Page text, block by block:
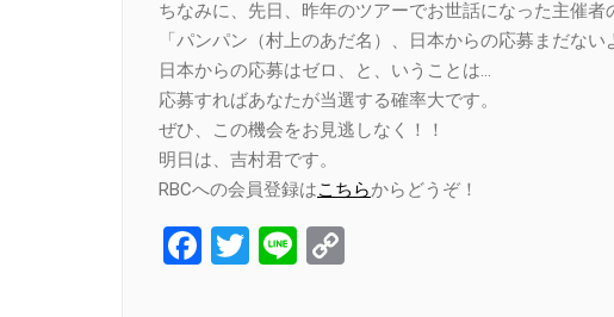
ちなみに、先日、昨年のツアーでお世話になった主催者
「パンパン（村上のあだ名）、日本からの応募まだない
日本からの応募はゼロ、と、いうことは…
応募すればあなたが当選する確率大です。
ぜひ、この機会をお見逃しなく！！
明日は、吉村君です。
RBCへの会員登録はこちらからどうぞ！
Facebook
Twitter
Line